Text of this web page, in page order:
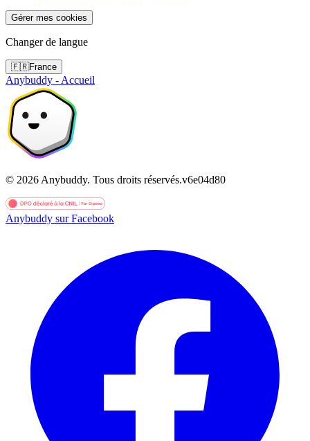
Gérer mes cookies
Changer de langue
🇫🇷France
Anybuddy - Accueil
© 2026 Anybuddy. Tous droits réservés.v6e04d80
Anybuddy sur Facebook